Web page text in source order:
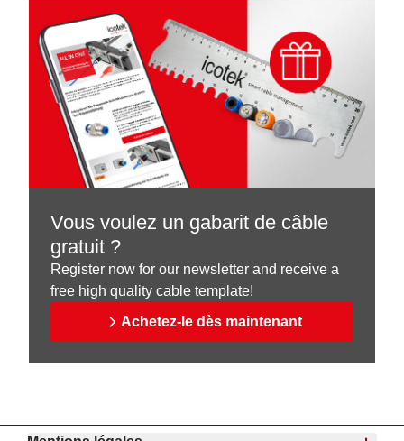
Vous voulez un gabarit de câble
gratuit ?
Register now for our newsletter and receive a
free high quality cable template!
Achetez-le dès maintenant